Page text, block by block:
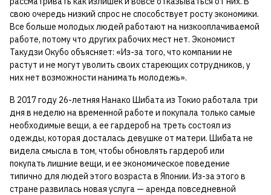
свою очередь низкий спрос не способствует росту экономики.
Все больше молодых людей работают на низкооплачиваемой
работе, потому что других рабочих мест нет. Экономист
Такудзи Окубо объясняет: «Из-за того, что компании не
растут и не могут уволить своих стареющих сотрудников, у
них нет возможности нанимать молодежь».
В 2017 году 26-летняя Нанако Шибата из Токио работала три
дня в неделю на временной работе и покупала только самые
необходимые вещи, а ее гардероб на треть состоял из
одежды, которая досталась девушке от матери. Шибата не
видела смысла в том, чтобы обновлять гардероб или
покупать лишние вещи, и ее экономическое поведение
типично для людей этого возраста в Японии. Из-за этого в
стране развилась новая услуга — аренда повседневной